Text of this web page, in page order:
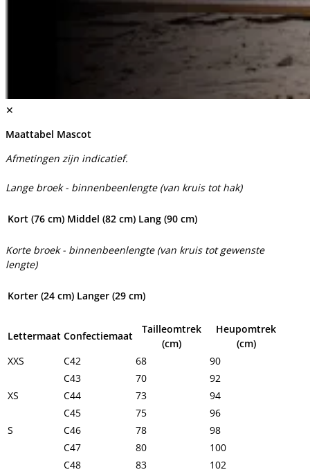
✕
Maattabel Mascot
Afmetingen zijn indicatief.
Lange broek - binnenbeenlengte (van kruis tot hak)
Kort (76 cm) Middel (82 cm) Lang (90 cm)
Korte broek - binnenbeenlengte (van kruis tot gewenste
lengte)
Korter (24 cm) Langer (29 cm)
Lettermaat Confectiemaat
Tailleomtrek
(cm)
Heupomtrek
(cm)
XXS
C42 68
90
C43
70
92
XS
C44 73
94
C45
75
96
S
C46 78
98
C47
80
100
C48
83
102